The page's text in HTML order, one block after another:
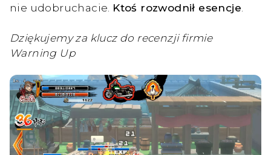
nie udobruchacie. Ktoś rozwodnił esencje
Dziękujemy za klucz do recenzji firmie
Warning Up